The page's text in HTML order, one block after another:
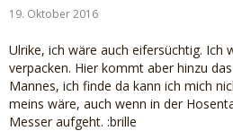
19. Oktober 2016
Ulrike, ich wäre auch eifersüchtig. Ich
verpacken. Hier kommt aber hinzu
Mannes, ich finde da kann ich mich
meins wäre, auch wenn in der
Messer aufgeht. :brille